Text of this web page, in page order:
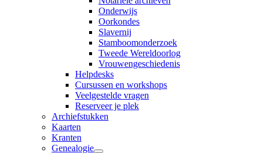
Onderwijs
Oorkondes
Slavernij
Stamboomonderzoek
Tweede Wereldoorlog
Vrouwengeschiedenis
Helpdesks
Cursussen en workshops
Veelgestelde vragen
Reserveer je plek
Archiefstukken
Kaarten
Kranten
Genealogie